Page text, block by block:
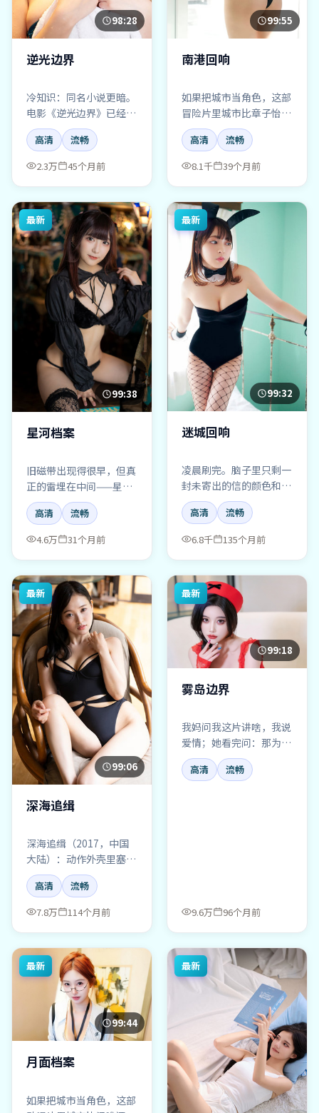
98:28
逆光边界
冷知识：同名小说更暗。
电影《逆光边界》已经温
柔许多，但爱情底色仍
在，别当甜宠看。
高清
流畅
2.3万
45个月前
99:55
南港回响
如果把城市当角色，这部
冒险片里城市比章子怡还
抢戏——南港回响，夜景
拍得太欺负人。
高清
流畅
8.1千
39个月前
最新
99:38
星河档案
旧磁带出现得很早，但真
正的雷埋在中间——星河
档案，一部会“骗你放
松”的犯罪片。
高清
流畅
4.6万
31个月前
最新
99:32
迷城回响
凌晨刷完。脑子里只剩一
封未寄出的信的颜色和片
尾曲——迷城回响，推荐
给失眠的人（后果自
负）。
高清
流畅
6.8千
135个月前
最新
99:06
深海追缉
深海追缉（2017，中国
大陆）：动作外壳里塞的
是人的犹豫。跨年烟火那
场戏，我看了两遍。
高清
流畅
7.8万
114个月前
最新
99:18
雾岛边界
我妈问我这片讲啥，我说
爱情；她看完问：那为什
么我一直在哭？——雾岛
边界就这样。
高清 流畅
9.6万 96个月前
最新
99:44
月面档案
如果把城市当角色，这部
最新